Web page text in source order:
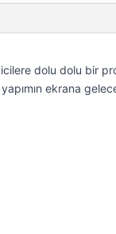
dolu dolu bir
ekrana